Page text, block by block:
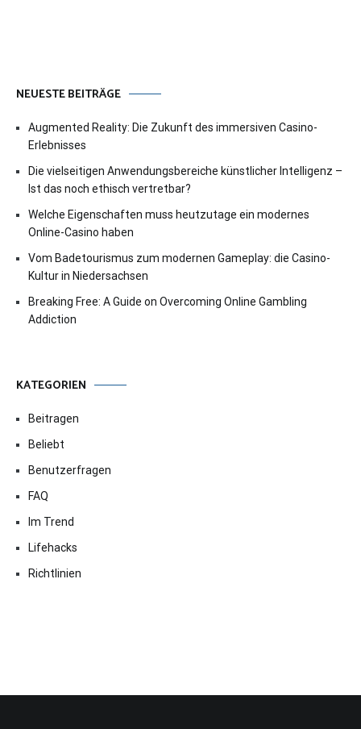
NEUESTE BEITRÄGE
Augmented Reality: Die Zukunft des immersiven Casino-
Erlebnisses
Die vielseitigen Anwendungsbereiche künstlicher Intelligenz –
Ist das noch ethisch vertretbar?
Welche Eigenschaften muss heutzutage ein modernes
Online-Casino haben
Vom Badetourismus zum modernen Gameplay: die Casino-
Kultur in Niedersachsen
Breaking Free: A Guide on Overcoming Online Gambling
Addiction
KATEGORIEN
Beitragen
Beliebt
Benutzerfragen
FAQ
Im Trend
Lifehacks
Richtlinien